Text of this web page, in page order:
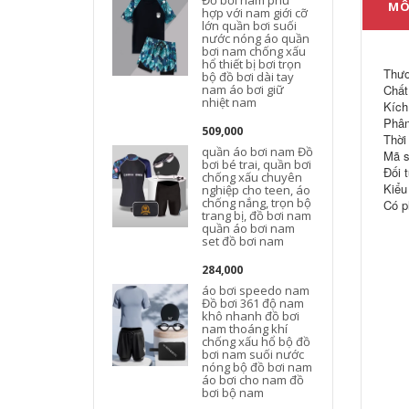
hợp với nam giới cỡ
lớn quần bơi suối
nước nóng áo quần
bơi nam chống xấu
hổ thiết bị bơi trọn
bộ đồ bơi dài tay
nam áo bơi giữ
nhiệt nam
509,000
quần áo bơi nam Đồ
bơi bé trai, quần bơi
chống xấu chuyên
nghiệp cho teen, áo
chống nắng, trọn bộ
trang bị, đồ bơi nam
quần áo bơi nam
set đồ bơi nam
284,000
áo bơi speedo nam
Đồ bơi 361 độ nam
khô nhanh đồ bơi
nam thoáng khí
chống xấu hổ bộ đồ
bơi nam suối nước
nóng bộ đồ bơi nam
áo bơi cho nam đồ
bơi bộ nam
Mã
Đối
Có